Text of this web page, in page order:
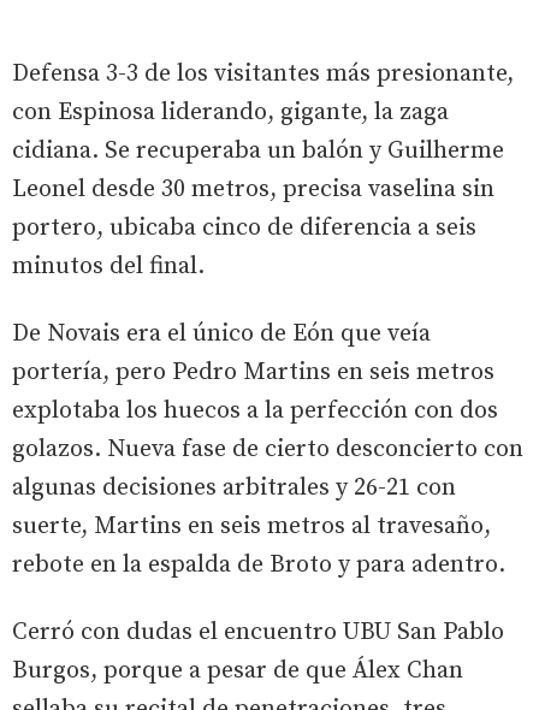
Defensa 3-3 de los visitantes más presionante,
con Espinosa liderando, gigante, la zaga
cidiana. Se recuperaba un balón y Guilherme
Leonel desde 30 metros, precisa vaselina sin
portero, ubicaba cinco de diferencia a seis
minutos del final.
De Novais era el único de Eón que veía
portería, pero Pedro Martins en seis metros
explotaba los huecos a la perfección con dos
golazos. Nueva fase de cierto desconcierto con
algunas decisiones arbitrales y 26-21 con
suerte, Martins en seis metros al travesaño,
rebote en la espalda de Broto y para adentro.
Cerró con dudas el encuentro UBU San Pablo
Burgos, porque a pesar de que Álex Chan